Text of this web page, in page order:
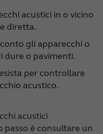
acustici in o vicino
diretta.
gli apparecchi o
dure o pavimenti.
per controllare
acustico.
acustici
passo è consultare un